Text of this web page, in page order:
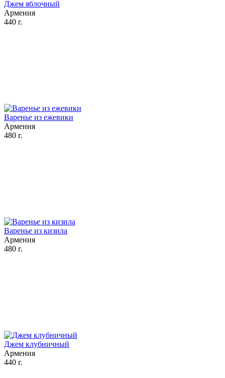
Джем яблочный
Армения
440 г.
Варенье из ежевики
Армения
480 г.
Варенье из кизила
Армения
480 г.
Джем клубничный
Армения
440 г.